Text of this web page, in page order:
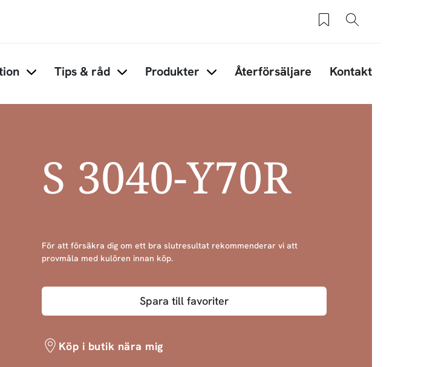
Sparade produkter
Sök
Tips & råd Produkter Återförsäljare Kontakt
S 3040-Y70R
För att försäkra dig om ett bra slutresultat rekommenderar vi att
provmåla med kulören innan köp.
Spara till favoriter
Köp i butik nära mig